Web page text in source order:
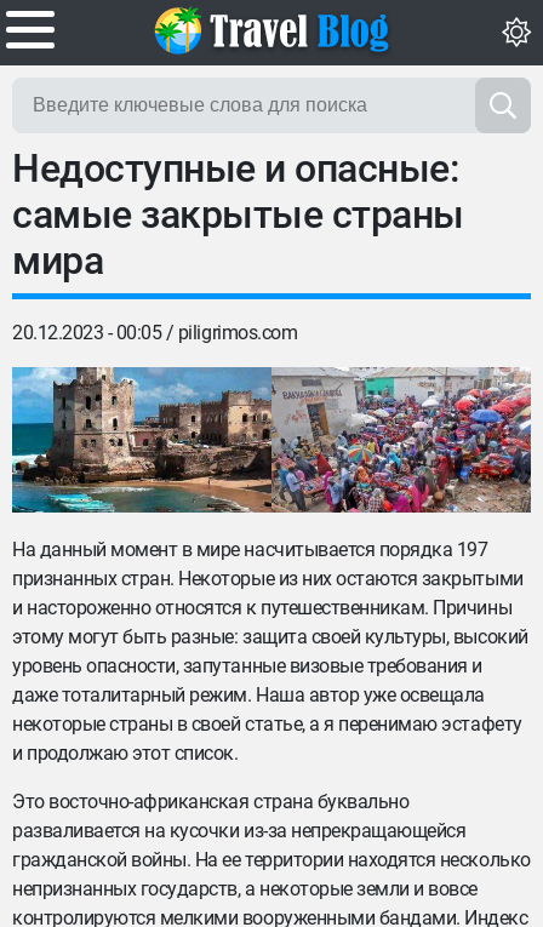
Недоступные и опасные:
самые закрытые страны
мира
20.12.2023 - 00:05 / piligrimos.com
На данный момент в мире насчитывается порядка 197
признанных стран. Некоторые из них остаются закрытыми
и настороженно относятся к путешественникам. Причины
этому могут быть разные: защита своей культуры, высокий
уровень опасности, запутанные визовые требования и
даже тоталитарный режим. Наша автор уже освещала
некоторые страны в своей статье, а я перенимаю эстафету
и продолжаю этот список.
Это восточно-африканская страна буквально
разваливается на кусочки из-за непрекращающейся
гражданской войны. На ее территории находятся несколько
непризнанных государств, а некоторые земли и вовсе
контролируются мелкими вооруженными бандами. Индекс